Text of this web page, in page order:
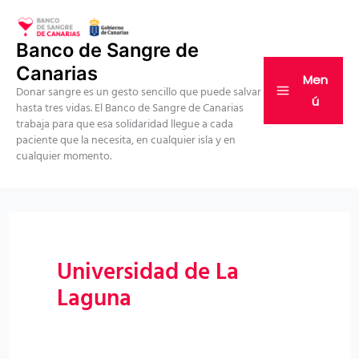
contenido
Banco de Sangre de
Canarias
Donar sangre es un gesto sencillo que puede salvar
hasta tres vidas. El Banco de Sangre de Canarias
trabaja para que esa solidaridad llegue a cada
paciente que la necesita, en cualquier isla y en
cualquier momento.
Men
ú
Universidad de La
Laguna